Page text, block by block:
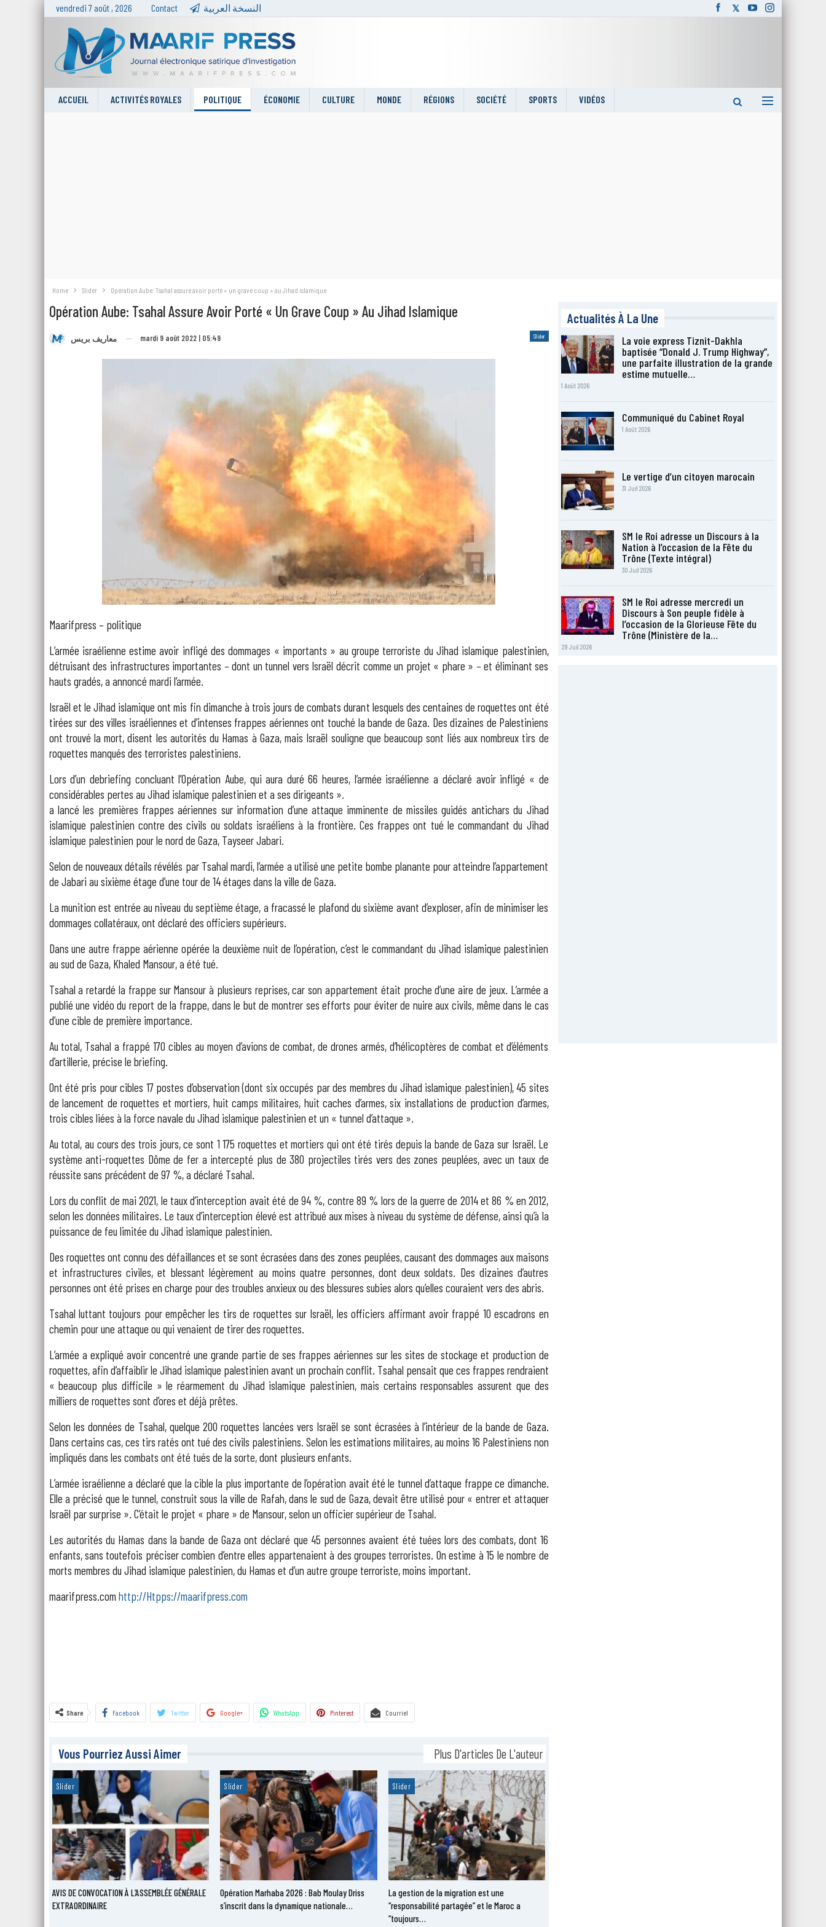
vendredi 7 août , 2026 Contact النسخة العربية
ACCUEIL ACTIVITÉS ROYALES POLITIQUE ÉCONOMIE CULTURE MONDE RÉGIONS SOCIÉTÉ SPORTS VIDÉOS
Home Slider Opération Aube: Tsahal assure avoir porté « un grave coup » au Jihad islamique
Opération Aube: Tsahal Assure Avoir Porté « Un Grave Coup » Au Jihad Islamique
Slider معاريف بريس mardi 9 août 2022 | 05:49
Maarifpress – politique
L’armée israélienne estime avoir infligé des dommages « importants » au groupe terroriste du Jihad islamique palestinien,
détruisant des infrastructures importantes – dont un tunnel vers Israël décrit comme un projet « phare » – et éliminant ses
hauts gradés, a annoncé mardi l’armée.
Israël et le Jihad islamique ont mis fin dimanche à trois jours de combats durant lesquels des centaines de roquettes ont été
tirées sur des villes israéliennes et d’intenses frappes aériennes ont touché la bande de Gaza. Des dizaines de Palestiniens
ont trouvé la mort, disent les autorités du Hamas à Gaza, mais Israël souligne que beaucoup sont liés aux nombreux tirs de
roquettes manqués des terroristes palestiniens.
Lors d’un debriefing concluant l’Opération Aube, qui aura duré 66 heures, l’armée israélienne a déclaré avoir infligé « de
considérables pertes au Jihad islamique palestinien et a ses dirigeants ».
a lancé les premières frappes aériennes sur information d’une attaque imminente de missiles guidés antichars du Jihad
islamique palestinien contre des civils ou soldats israéliens à la frontière. Ces frappes ont tué le commandant du Jihad
islamique palestinien pour le nord de Gaza, Tayseer Jabari.
Selon de nouveaux détails révélés par Tsahal mardi, l’armée a utilisé une petite bombe planante pour atteindre l’appartement
de Jabari au sixième étage d’une tour de 14 étages dans la ville de Gaza.
La munition est entrée au niveau du septième étage, a fracassé le plafond du sixième avant d’exploser, afin de minimiser les
dommages collatéraux, ont déclaré des officiers supérieurs.
Dans une autre frappe aérienne opérée la deuxième nuit de l’opération, c’est le commandant du Jihad islamique palestinien
au sud de Gaza, Khaled Mansour, a été tué.
Tsahal a retardé la frappe sur Mansour à plusieurs reprises, car son appartement était proche d’une aire de jeux. L’armée a
publié une vidéo du report de la frappe, dans le but de montrer ses efforts pour éviter de nuire aux civils, même dans le cas
d’une cible de première importance.
Au total, Tsahal a frappé 170 cibles au moyen d’avions de combat, de drones armés, d’hélicoptères de combat et d’éléments
d’artillerie, précise le briefing.
Ont été pris pour cibles 17 postes d’observation (dont six occupés par des membres du Jihad islamique palestinien), 45 sites
de lancement de roquettes et mortiers, huit camps militaires, huit caches d’armes, six installations de production d’armes,
trois cibles liées à la force navale du Jihad islamique palestinien et un « tunnel d’attaque ».
Au total, au cours des trois jours, ce sont 1 175 roquettes et mortiers qui ont été tirés depuis la bande de Gaza sur Israël. Le
système anti-roquettes Dôme de fer a intercepté plus de 380 projectiles tirés vers des zones peuplées, avec un taux de
réussite sans précédent de 97 %, a déclaré Tsahal.
Lors du conflit de mai 2021, le taux d’interception avait été de 94 %, contre 89 % lors de la guerre de 2014 et 86 % en 2012,
selon les données militaires. Le taux d’interception élevé est attribué aux mises à niveau du système de défense, ainsi qu’à la
puissance de feu limitée du Jihad islamique palestinien.
Des roquettes ont connu des défaillances et se sont écrasées dans des zones peuplées, causant des dommages aux maisons
et infrastructures civiles, et blessant légèrement au moins quatre personnes, dont deux soldats. Des dizaines d’autres
personnes ont été prises en charge pour des troubles anxieux ou des blessures subies alors qu’elles couraient vers des abris.
Tsahal luttant toujours pour empêcher les tirs de roquettes sur Israël, les officiers affirmant avoir frappé 10 escadrons en
chemin pour une attaque ou qui venaient de tirer des roquettes.
L’armée a expliqué avoir concentré une grande partie de ses frappes aériennes sur les sites de stockage et production de
roquettes, afin d’affaiblir le Jihad islamique palestinien avant un prochain conflit. Tsahal pensait que ces frappes rendraient
« beaucoup plus difficile » le réarmement du Jihad islamique palestinien, mais certains responsables assurent que des
milliers de roquettes sont d’ores et déjà prêtes.
Selon les données de Tsahal, quelque 200 roquettes lancées vers Israël se sont écrasées à l’intérieur de la bande de Gaza.
Dans certains cas, ces tirs ratés ont tué des civils palestiniens. Selon les estimations militaires, au moins 16 Palestiniens non
impliqués dans les combats ont été tués de la sorte, dont plusieurs enfants.
L’armée israélienne a déclaré que la cible la plus importante de l’opération avait été le tunnel d’attaque frappe ce dimanche.
Elle a précisé que le tunnel, construit sous la ville de Rafah, dans le sud de Gaza, devait être utilisé pour « entrer et attaquer
Israël par surprise ». C’était le projet « phare » de Mansour, selon un officier supérieur de Tsahal.
Les autorités du Hamas dans la bande de Gaza ont déclaré que 45 personnes avaient été tuées lors des combats, dont 16
enfants, sans toutefois préciser combien d’entre elles appartenaient à des groupes terroristes. On estime à 15 le nombre de
morts membres du Jihad islamique palestinien, du Hamas et d’un autre groupe terroriste, moins important.
maarifpress.com http://Htpps://maarifpress.com
Share Facebook Twitter Google+ WhatsApp Pinterest Courriel
Vous Pourriez Aussi Aimer Plus D'articles De L'auteur
Slider
AVIS DE CONVOCATION À L’ASSEMBLÉE GÉNÉRALE
EXTRAORDINAIRE
Slider
Opération Marhaba 2026 : Bab Moulay Driss
s’inscrit dans la dynamique nationale…
Slider
La gestion de la migration est une
“responsabilité partagée” et le Maroc a
“toujours…
Actualités À La Une
La voie express Tiznit-Dakhla
baptisée “Donald J. Trump Highway”,
une parfaite illustration de la grande
estime mutuelle…
1 Août 2026
Communiqué du Cabinet Royal
1 Août 2026
Le vertige d’un citoyen marocain
31 Juil 2026
SM le Roi adresse un Discours à la
Nation à l’occasion de la Fête du
Trône (Texte intégral)
30 Juil 2026
SM le Roi adresse mercredi un
Discours à Son peuple fidèle à
l’occasion de la Glorieuse Fête du
Trône (Ministère de la…
29 Juil 2026